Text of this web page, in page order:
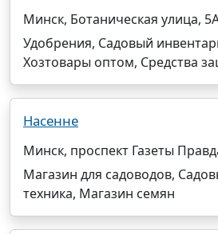
Минск, Ботаническая улица,
Удобрения, Садовый
Хозтовары оптом, Средства
Насенне
Минск, проспект Газеты
Магазин для садоводов,
техника, Магазин семян